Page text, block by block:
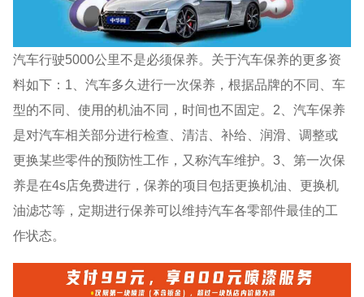
汽车行驶5000公里不是必须保养。关于汽车保养的更多资
料如下：1、汽车多久进行一次保养，根据品牌的不同、车
型的不同、使用的机油不同，时间也不固定。2、汽车保养
是对汽车相关部分进行检查、清洁、补给、润滑、调整或
更换某些零件的预防性工作，又称汽车维护。3、第一次保
养是在4s店免费进行，保养的项目包括更换机油、更换机
油滤芯等，定期进行保养可以维持汽车各零部件最佳的工
作状态。